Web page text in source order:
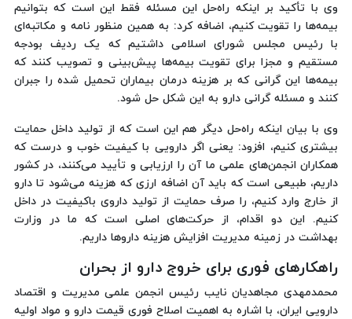
وی با تأکید بر اینکه راه‌حل این مسئله فقط این است که بتوانیم
بیمه‌ها را تقویت کنیم، اضافه کرد: به همین منظور نامه و مکاتبه‌ای
با رئیس مجلس شورای اسلامی داشتیم که یک ردیف بودجه
مستقیم و مجزا برای تقویت بیمه‌ها پیش‌بینی و تصویب کنند که
بیمه‌ها این گرانی که بر هزینه درمان بیماران تحمیل شده را جبران
کنند و مسئله گرانی دارو به این شکل حل شود.
وی با بیان اینکه راه‌حل دیگر هم این است که از تولید داخل حمایت
بیشتری کنیم، افزود: یعنی اگر دارویی با کیفیت خوب و درست که
همکاران انجمن‌های علمی ما آن را ارزیابی و تأیید می‌کنند، در کشور
داریم، طبیعی است که باید آن اضافه ارزی که هزینه می‌شود تا دارو
از خارج وارد کنیم، را صرف حمایت از تولید داروی باکیفیت در داخل
کنیم. این دو اقدام، از حرکت‌های اصلی است که ما در وزارت
بهداشت در زمینه مدیریت افزایش هزینه داروها داریم.
راهکارهای فوری برای خروج دارو از بحران
محمدمهدی مجاهدیان نایب رئیس انجمن علمی مدیریت و اقتصاد
دارویی ایران، با اشاره به اهمیت اصلاح فوری قیمت دارو و مواد اولیه